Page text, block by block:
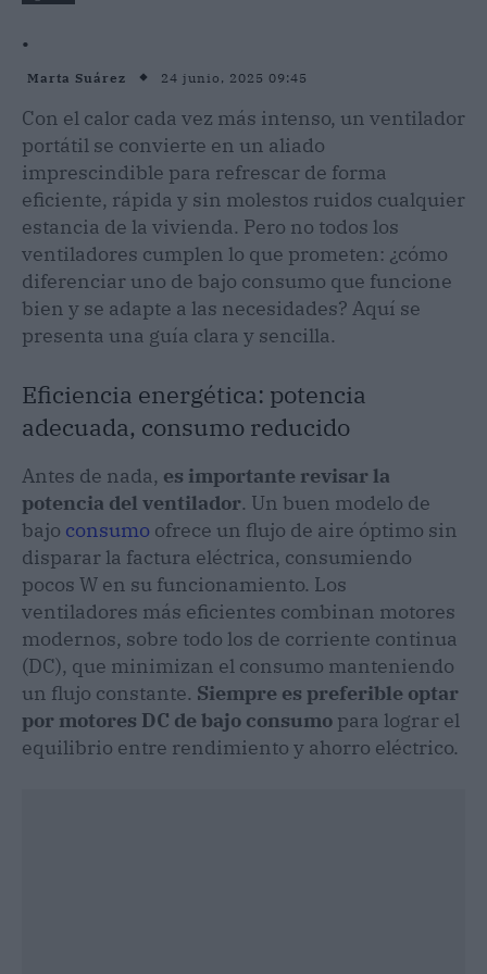
.
Marta Suárez 24 junio, 2025 09:45
Con el calor cada vez más intenso, un ventilador
portátil se convierte en un aliado
imprescindible para refrescar de forma
eficiente, rápida y sin molestos ruidos cualquier
estancia de la vivienda. Pero no todos los
ventiladores cumplen lo que prometen: ¿cómo
diferenciar uno de bajo consumo que funcione
bien y se adapte a las necesidades? Aquí se
presenta una guía clara y sencilla.
Eficiencia energética: potencia
adecuada, consumo reducido
Antes de nada, es importante revisar la
potencia del ventilador. Un buen modelo de
bajo consumo ofrece un flujo de aire óptimo sin
disparar la factura eléctrica, consumiendo
pocos W en su funcionamiento. Los
ventiladores más eficientes combinan motores
modernos, sobre todo los de corriente continua
(DC), que minimizan el consumo manteniendo
un flujo constante. Siempre es preferible optar
por motores DC debajo consumo para lograr el
equilibrio entre rendimiento y ahorro eléctrico.